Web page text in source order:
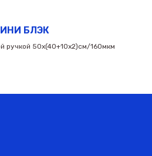
БЛЭК
ручкой 50х(40+10х2)см/160мкм